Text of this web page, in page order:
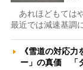
あれほどもては
最近では減速基調
《雪道の対応
ー」の真価 「